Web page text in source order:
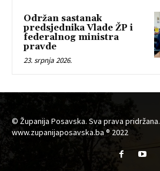
Održan sastanak
predsjednika Vlade ŽP i
federalnog ministra
pravde
23. srpnja 2026.
© Županija Posavska. Sva prava pridržana.
www.zupanijaposavska.ba ® 2022